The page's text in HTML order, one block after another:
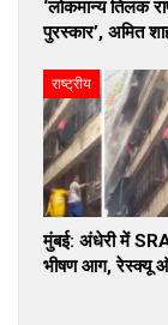
‘लोकमान्य तिलक
पुरस्कार’, अमित
राष्ट्रीय
मुंबई: अंधेरी में
भीषण आग, रेस्क्यू